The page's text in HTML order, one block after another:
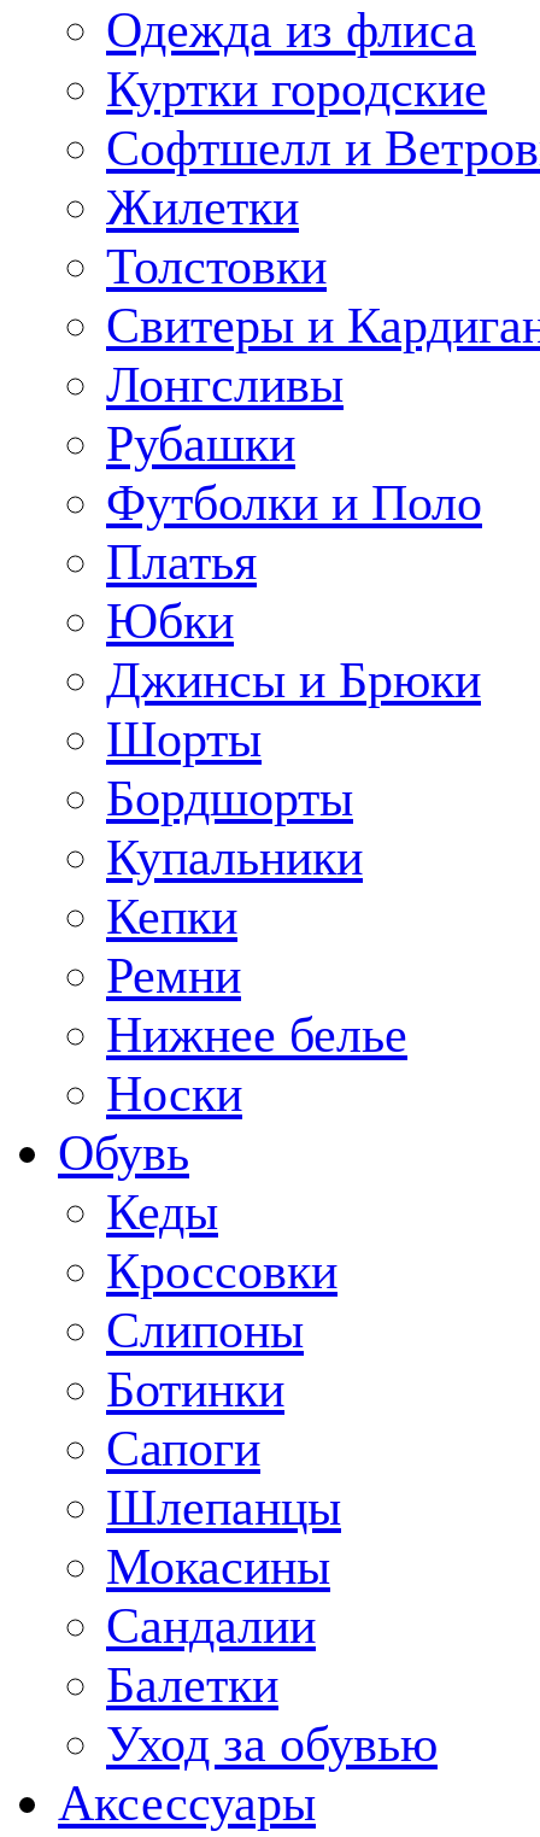
Одежда из флиса
Куртки городские
Софтшелл и
Жилетки
Толстовки
Свитеры и
Лонгсливы
Рубашки
Футболки и Поло
Платья
Юбки
Джинсы и Брюки
Шорты
Бордшорты
Купальники
Кепки
Ремни
Нижнее белье
Носки
Обувь
Кеды
Кроссовки
Слипоны
Ботинки
Сапоги
Шлепанцы
Мокасины
Сандалии
Балетки
Уход за обувью
Аксессуары